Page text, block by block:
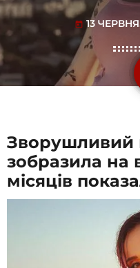
today 13
Зворушливий
зобразила на
місяців